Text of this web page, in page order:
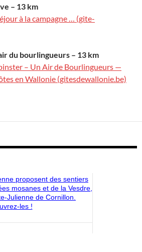
– 13 km
à la campagne … (gite-
du bourlingueurs – 13 km
– Un Air de Bourlingueurs —
en Wallonie (gitesdewallonie.be)
proposent des sentiers
les !
articles disponibles dans la